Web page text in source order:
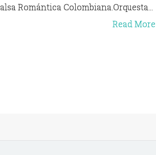
Romántica Colombiana.Orquesta...
Read More